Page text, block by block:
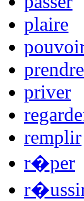
plaire
prendre
priver
remplir
r�per